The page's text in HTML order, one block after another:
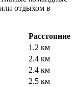
отдыхом в
Расстояние
1.2 км
2.4 км
2.4 км
2.5 км